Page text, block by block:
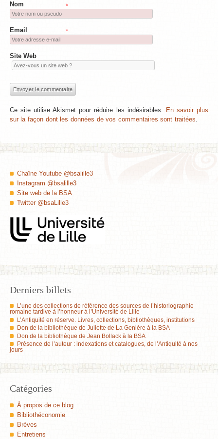
Nom *
Email *
Site Web
Ce site utilise Akismet pour réduire les indésirables. En savoir plus
sur la façon dont les données de vos commentaires sont traitées
Chaîne Youtube @bsalille3
Instagram @bsalille3
Site web de la BSA
Twitter @bsaLille3
Derniers billets
L’une des collections de référence des sources de l’historiographie
romaine tardive à l’honneur à l’Université de Lille
L’Antiquité en réserve. Livres, collections, bibliothèques, institutions
Don de la bibliothèque de Juliette de La Genière à la BSA
Don de la bibliothèque de Jean Bollack à la BSA
Présence de l’auteur : indexations et catalogues, de l’Antiquité à nos
jours
Catégories
À propos de ce blog
Bibliothéconomie
Brèves
Entretiens